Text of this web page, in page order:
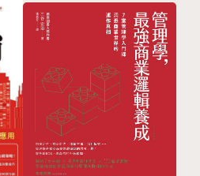
看不見的地方發揮變態之力
己的優勢，並盡全力堅持下
執狂。譬如近藤麻理惠也說過
」，因此創造出引發全世界風
。
好的方式生活呢？
並向前邁進
動
生
口耳相傳